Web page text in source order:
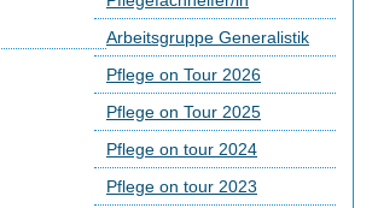
Arbeitsgruppe Generalistik
Pflege on Tour 2026
Pflege on Tour 2025
Pflege on tour 2024
Pflege on tour 2023